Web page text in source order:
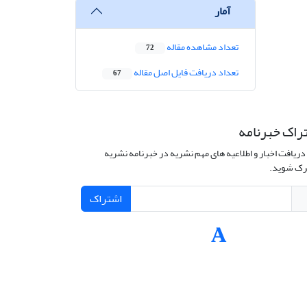
آمار
تعداد مشاهده مقاله 72
تعداد دریافت فایل اصل مقاله 67
خبرنامه
اخبار و اطلاعیه های مهم نشریه در خبرنامه نشریه
شوید.
اشتراک